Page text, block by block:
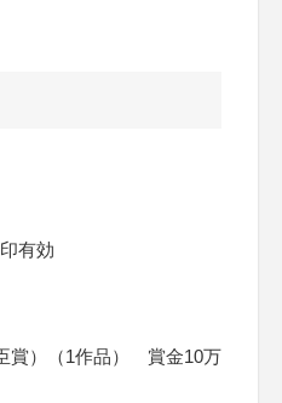
有効
賞）（1作品） 賞金10万